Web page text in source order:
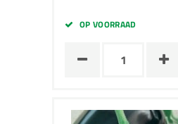
OP VOORRAAD